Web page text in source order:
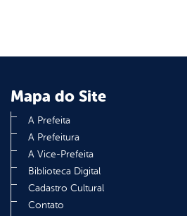
Mapa do Site
A Prefeita
A Prefeitura
A Vice-Prefeita
Biblioteca Digital
Cadastro Cultural
Contato